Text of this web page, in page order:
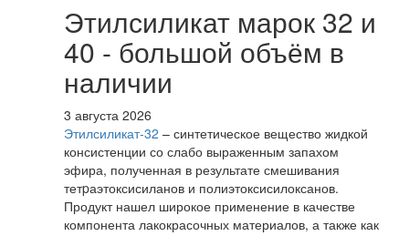
Этилсиликат марок 32 и
40 - большой объём в
наличии
3 августа 2026
Этилсиликат-32 – синтетическое вещество жидкой
консистенции со слабо выраженным запахом
эфира, полученная в результате смешивания
тетpаэтоксисиланов и полиэтоксисилоксанов.
Продукт нашел широкое применение в качестве
компонента лакокрасочных материалов, а также как